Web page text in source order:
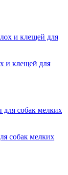
и клещей для
собак мелких